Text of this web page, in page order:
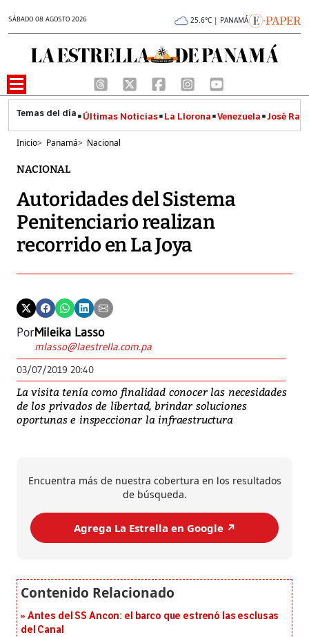
SÁBADO 08 AGOSTO 2026 25.6°C | PANAMÁ
Últimas Noticias La Llorona Venezuela José
Inicio> Panamá> Nacional
NACIONAL
Autoridades del Sistema
Penitenciario realizan
recorrido en La Joya
PorMileika Lasso
mlasso@laestrella.com.pa
03/07/2019 20:40
La visita tenía como finalidad conocer las necesidades
de los privados de libertad, brindar soluciones
oportunas e inspeccionar la infraestructura
Encuentra más de nuestra cobertura en los resultados
de búsqueda.
Agrega La Estrella en Google ↗️
Antes del SS Ancon: el barco que estrenó las esclusas
del Canal